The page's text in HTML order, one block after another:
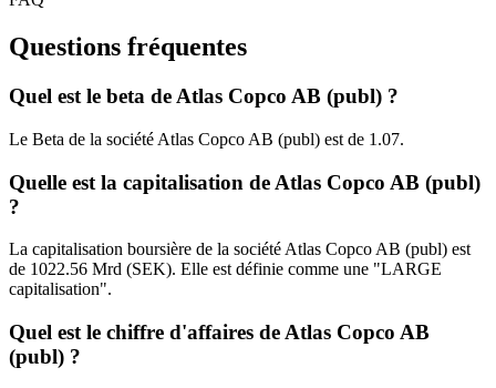
Questions fréquentes
Quel est le beta de Atlas Copco AB (publ) ?
Le Beta de la société Atlas Copco AB (publ) est de 1.07.
Quelle est la capitalisation de Atlas Copco AB (publ)
?
La capitalisation boursière de la société Atlas Copco AB (publ) est
de 1022.56 Mrd (SEK). Elle est définie comme une "LARGE
capitalisation".
Quel est le chiffre d'affaires de Atlas Copco AB
(publ) ?